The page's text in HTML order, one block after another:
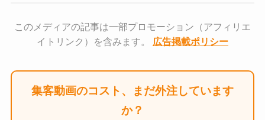
このメディアの記事は一部プロモーション（アフィリエ
イトリンク）を含みます。 広告掲載ポリシー
集客動画のコスト、まだ外注しています
か？